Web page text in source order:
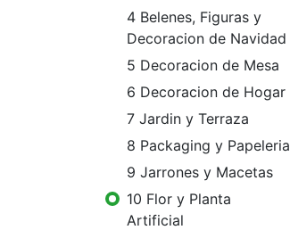
4 Belenes, Figuras y
Decoracion de Navidad
5 Decoracion de Mesa
6 Decoracion de Hogar
7 Jardin y Terraza
8 Packaging y Papeleria
9 Jarrones y Macetas
10 Flor y Planta
Artificial